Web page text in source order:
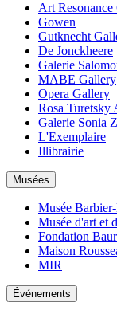
Art
Gowen
Gutknecht
De Jonckheere
Galerie
MABE Gallery
Opera Gallery
Rosa Turetsky
Galerie Sonia
L'Exemplaire
Illibrairie
Musées
Musée
Musée d'art et
Fondation Baur
Maison
MIR
Événements